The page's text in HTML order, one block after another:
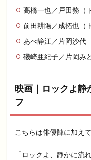
高橋一也／戸田務（
前田耕陽／成拓也（
あべ静江／片岡沙代
磯崎亜紀子／片岡み
映画｜ロックよ静
フ
こちらは俳優陣に加え
「ロックよ、静かに流